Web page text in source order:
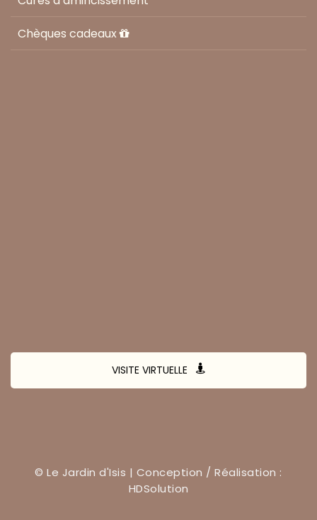
Chèques cadeaux
VISITE VIRTUELLE
© Le Jardin d'Isis | Conception / Réalisation :
HDSolution